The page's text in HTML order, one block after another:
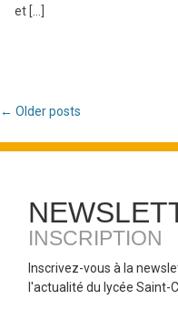
et […]
Post navigation
← Older posts
INSCRIPTION
Inscrivez-vous à la
l'actualité du lycée Saint-